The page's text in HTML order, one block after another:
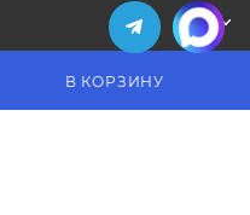
В КОРЗИНУ